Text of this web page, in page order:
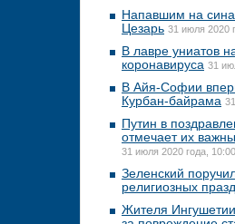
Напавшим на
Цезарь 31 июля 2020
В лавре униатов
коронавируса 31
В Айя-Софии
Курбан-байрама
Путин в
отмечает их
31 июля 2020 года, 10:00
Зеленский
религиозных
Жителя